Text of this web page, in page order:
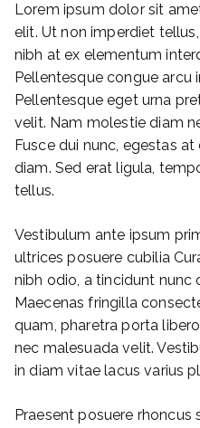
Lorem ipsum dolor sit
elit. Ut non imperdiet
nibh at ex elementum
Pellentesque congue arcu
Pellentesque eget urna
velit. Nam molestie diam
Fusce dui nunc, egestas
diam. Sed erat ligula,
tellus.
Vestibulum ante ipsum
ultrices posuere cubilia
nibh odio, a tincidunt nunc
Maecenas fringilla
quam, pharetra porta
nec malesuada velit.
in diam vitae lacus varius
Praesent posuere rhoncus